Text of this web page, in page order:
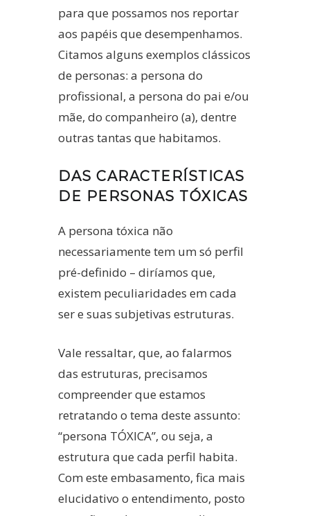
para que possamos nos reportar
aos papéis que desempenhamos.
Citamos alguns exemplos clássicos
de personas: a persona do
profissional, a persona do pai e/ou
mãe, do companheiro (a), dentre
outras tantas que habitamos.
DAS CARACTERÍSTICAS
DE PERSONAS TÓXICAS
A persona tóxica não
necessariamente tem um só perfil
pré-definido – diríamos que,
existem peculiaridades em cada
ser e suas subjetivas estruturas.
Vale ressaltar, que, ao falarmos
das estruturas, precisamos
compreender que estamos
retratando o tema deste assunto:
“persona TÓXICA”, ou seja, a
estrutura que cada perfil habita.
Com este embasamento, fica mais
elucidativo o entendimento, posto